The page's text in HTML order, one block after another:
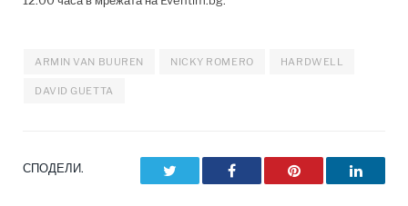
ARMIN VAN BUUREN NICKY ROMERO HARDWELL
DAVID GUETTA
СПОДЕЛИ. Facebook Pinterest